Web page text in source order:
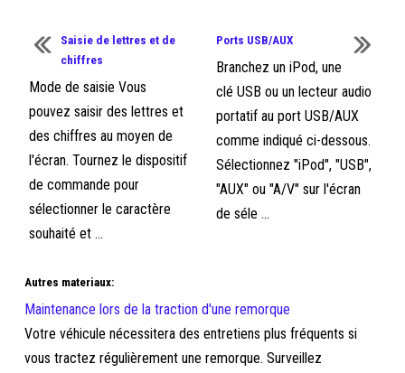
Saisie de lettres et de
chiffres
Mode de saisie Vous
pouvez saisir des lettres et
des chiffres au moyen de
l'écran. Tournez le dispositif
de commande pour
sélectionner le caractère
souhaité et ...
Ports USB/AUX
Branchez un iPod, une
clé USB ou un lecteur audio
portatif au port USB/AUX
comme indiqué ci-dessous.
Sélectionnez "iPod", "USB",
"AUX" ou "A/V" sur l'écran
de séle ...
Autres materiaux:
Maintenance lors de la traction d'une remorque
Votre véhicule nécessitera des entretiens plus fréquents si
vous tractez régulièrement une remorque. Surveillez